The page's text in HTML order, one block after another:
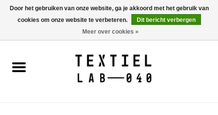
0 Artikelen - €0,00
BOEKEN
Door het gebruiken van onze website, ga je akkoord met het gebruik van
cookies om onze website te verbeteren.
Dit bericht verbergen
Meer over cookies »